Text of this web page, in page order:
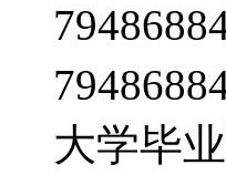
大学毕